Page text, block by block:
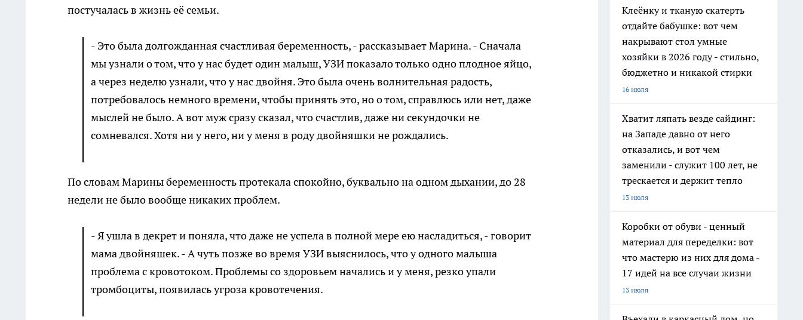
постучалась в жизнь её семьи.
- Это была долгожданная счастливая беременность, - рассказывает Марина. - Сначала
мы узнали о том, что у нас будет один малыш, УЗИ показало только одно плодное яйцо,
а через неделю узнали, что у нас двойня. Это была очень волнительная радость,
потребовалось немного времени, чтобы принять это, но о том, справлюсь или нет, даже
мыслей не было. А вот муж сразу сказал, что счастлив, даже ни секундочки не
сомневался. Хотя ни у него, ни у меня в роду двойняшки не рождались.
По словам Марины беременность протекала спокойно, буквально на одном дыхании, до 28
недели не было вообще никаких проблем.
- Я ушла в декрет и поняла, что даже не успела в полной мере ею насладиться, - говорит
мама двойняшек. - А чуть позже во время УЗИ выяснилось, что у одного малыша
проблема с кровотоком. Проблемы со здоровьем начались и у меня, резко упали
тромбоциты, появилась угроза кровотечения.
Клеёнку и тканую скатерть
отдайте бабушке: вот чем
накрывают стол умные
хозяйки в 2026 году - стильно,
бюджетно и никакой стирки
16 июля
Хватит ляпать везде сайдинг:
на Западе давно от него
отказались, и вот чем
заменили - служит 100 лет, не
трескается и держит тепло
13 июля
Коробки от обуви - ценный
материал для переделки: вот
что мастерю из них для дома -
17 идей на все случаи жизни
13 июля